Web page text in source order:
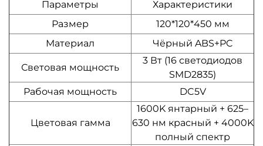
Параметры
Характеристики
Размер
120*120*450 мм
Материал
Чёрный ABS+PC
Световая мощность
3 Вт (16 светодиодов
SMD2835)
Рабочая мощность
DC5V
Цветовая гамма
1600K янтарный + 625–
630 нм красный + 4000K
полный спектр